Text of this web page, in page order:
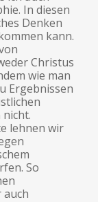
In diesen
Denken
kann.
Christus
wie man
Ergebnissen
lehnen wir
So
auch